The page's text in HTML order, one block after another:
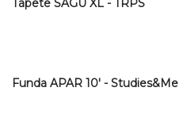
Tapete SAGU XL - TRPS
Funda APAR 10' - Studies&Me